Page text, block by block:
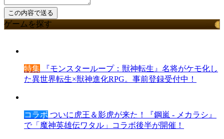
ゲームを探す
特集 『モンスターループ：獣神転生』名将がケモ化し
た異世界転生×獣神進化RPG。事前登録受付中！
コラボ ついに虎王＆影虎が来た！『鋼嵐 - メカラシ』
で「魔神英雄伝ワタル」コラボ後半が開催！